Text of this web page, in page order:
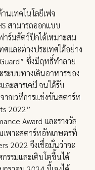
นเทคโนโลยีเฟจ
สามารถออกแบบ
ร์มสัตว์ปีกได้เหมาะสม
และต่างประเทศได้อย่าง
ซึ่งมีฤทธิ์ทำลาย
ระบบทางเดินอาหารของ
ะสารเคมี จนได้รับ
ากเวทีการแข่งขันสตาร์ท
2022”
Award และรางวัล
เพาะสตาร์ทอัพเกษตรที่
2022 จึงเชื่อมั่นว่าจะ
รรมและเติบโตขึ้นได้